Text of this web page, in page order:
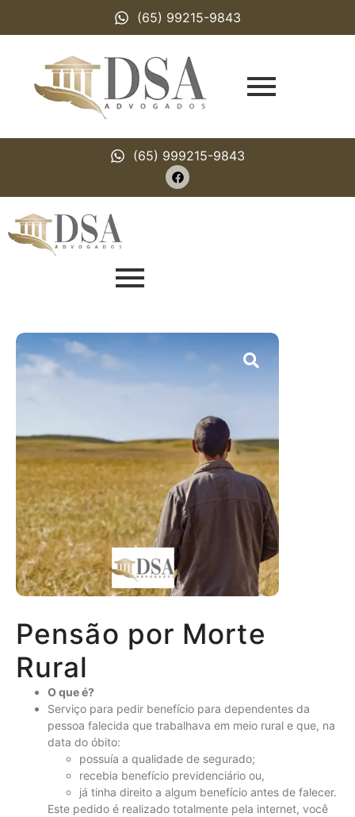
(65) 99215-9843
(65) 999215-9843
Pensão por Morte
Rural
O que é?
Serviço para pedir benefício para dependentes da
pessoa falecida que trabalhava em meio rural e que, na
data do óbito:
possuía a qualidade de segurado;
recebia benefício previdenciário ou,
já tinha direito a algum benefício antes de falecer.
Este pedido é realizado totalmente pela internet, você